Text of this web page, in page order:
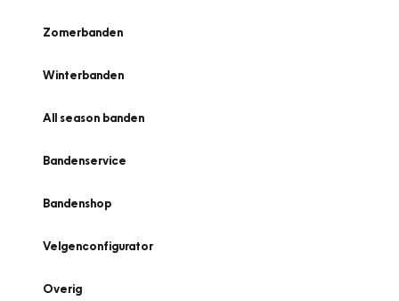
Zomerbanden
Winterbanden
All season banden
Bandenservice
Bandenshop
Velgenconfigurator
Overig